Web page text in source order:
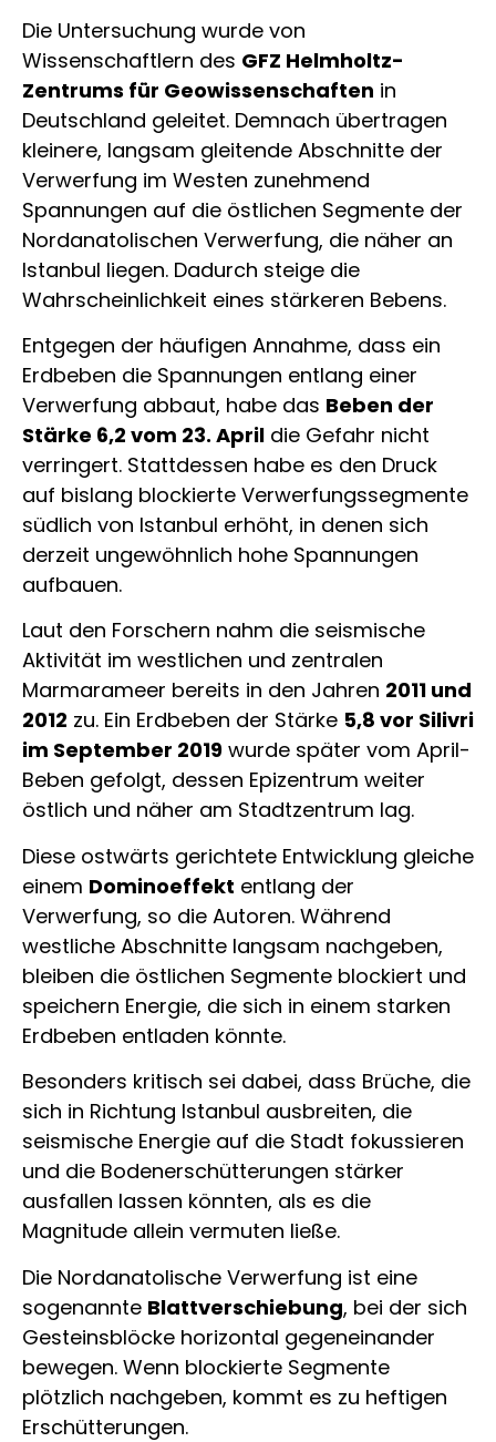
Die Untersuchung wurde von
Wissenschaftlern des GFZ Helmholtz-
Zentrums für Geowissenschaften in
Deutschland geleitet. Demnach übertragen
kleinere, langsam gleitende Abschnitte der
Verwerfung im Westen zunehmend
Spannungen auf die östlichen Segmente der
Nordanatolischen Verwerfung, die näher an
Istanbul liegen. Dadurch steige die
Wahrscheinlichkeit eines stärkeren Bebens.
Entgegen der häufigen Annahme, dass ein
Erdbeben die Spannungen entlang einer
Verwerfung abbaut, habe das Beben der
Stärke 6,2 vom 23. April die Gefahr nicht
verringert. Stattdessen habe es den Druck
auf bislang blockierte Verwerfungssegmente
südlich von Istanbul erhöht, in denen sich
derzeit ungewöhnlich hohe Spannungen
aufbauen.
Laut den Forschern nahm die seismische
Aktivität im westlichen und zentralen
Marmarameer bereits in den Jahren 2011 und
2012 zu. Ein Erdbeben der Stärke 5,8 vor Silivri
im September 2019 wurde später vom April-
Beben gefolgt, dessen Epizentrum weiter
östlich und näher am Stadtzentrum lag.
Diese ostwärts gerichtete Entwicklung gleiche
einem Dominoeffekt entlang der
Verwerfung, so die Autoren. Während
westliche Abschnitte langsam nachgeben,
bleiben die östlichen Segmente blockiert und
speichern Energie, die sich in einem starken
Erdbeben entladen könnte.
Besonders kritisch sei dabei, dass Brüche, die
sich in Richtung Istanbul ausbreiten, die
seismische Energie auf die Stadt fokussieren
und die Bodenerschütterungen stärker
ausfallen lassen könnten, als es die
Magnitude allein vermuten ließe.
Die Nordanatolische Verwerfung ist eine
sogenannte Blattverschiebung, bei der sich
Gesteinsblöcke horizontal gegeneinander
bewegen. Wenn blockierte Segmente
plötzlich nachgeben, kommt es zu heftigen
Erschütterungen.